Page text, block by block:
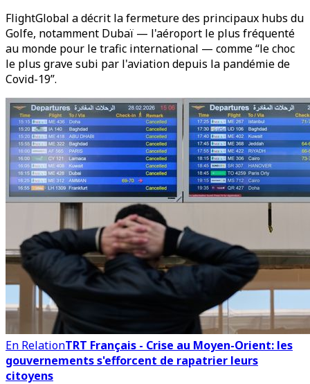
FlightGlobal a décrit la fermeture des principaux hubs du
Golfe, notamment Dubaï — l'aéroport le plus fréquenté
au monde pour le trafic international — comme “le choc
le plus grave subi par l'aviation depuis la pandémie de
Covid-19”.
En RelationTRT Français - Crise au Moyen-Orient: les
gouvernements s'efforcent de rapatrier leurs
citoyens